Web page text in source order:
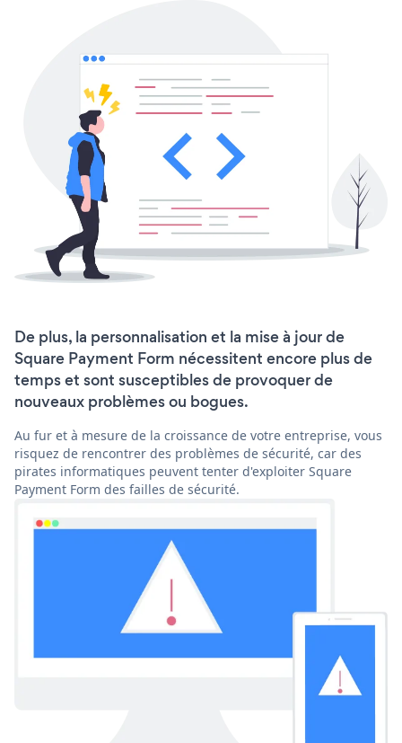
De plus, la personnalisation et la mise à jour de
Square Payment Form nécessitent encore plus de
temps et sont susceptibles de provoquer de
nouveaux problèmes ou bogues.
Au fur et à mesure de la croissance de votre entreprise, vous
risquez de rencontrer des problèmes de sécurité, car des
pirates informatiques peuvent tenter d'exploiter Square
Payment Form des failles de sécurité.